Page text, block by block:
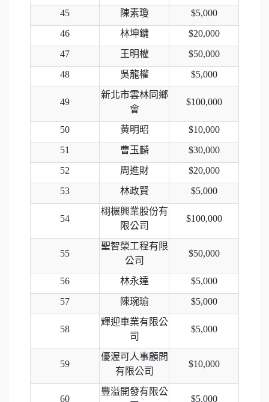
45
陳素瓊
$5,000
46
林坤鏞
$20,000
47
王明權
$50,000
48
吳龍權 $5,000
49
新北市雲林同鄉
會
$100,000
50 黃明昭
$10,000
51
曹玉麟
$30,000
52
周進財
$20,000
53
林政賢 $5,000
54
栩榐興業股份有
限公司
$100,000
55
聖智榮工程有限
公司
$50,000
56 林永達
$5,000
57
陳琬瑜 $5,000
58
輝迎車業有限公
司
$5,000
59
優渥可人事顧問
有限公司
$10,000
60
豐溢開發有限公
$5,000